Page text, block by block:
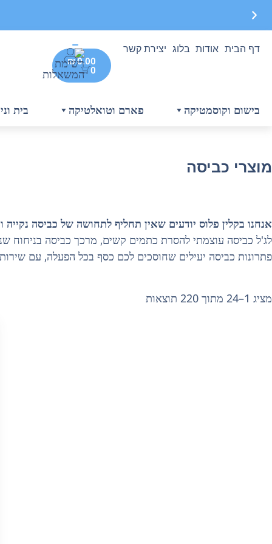
דף הבית אודות בלוג יצירת קשר
₪0.00
0
בישום וקוסמטיקה פארם וטואלטיקה בית
מוצרי כביסה
אנחנו בקלין פלוס יודעים שאין תחליף לתחושה של כביסה
לג'ל כביסה עוצמתי להסרת כתמים קשים, מרכך כביסה בניחוח
פתרונות כביסה יעילים שחוסכים לכם כסף בכל הפעלה, עם
מציג 1–24 מתוך 220 תוצאות